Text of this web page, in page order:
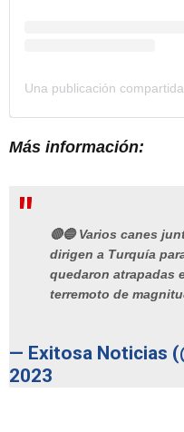
Más información:
🔴🔵 Varios canes
dirigen a Turquía
quedaron atrapadas
terremoto de
— Exitosa Noticias
2023